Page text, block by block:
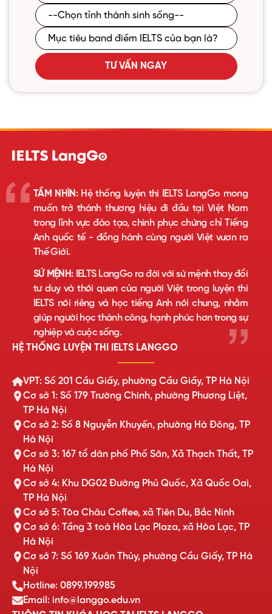
TƯ VẤN NGAY
TẦM NHÌN:Hệ thống luyện thi IELTS LangGo mong
muốn trở thành thương hiệu đi đầu tại Việt Nam
trong lĩnh vực đào tạo, chinh phục chứng chỉ Tiếng
Anh quốc tế - đồng hành cùng người Việt vươn ra
Thế Giới.
SỨ MỆNH:IELTS LangGo ra đời với sứ mệnh thay đổi
tư duy và thói quen của người Việt trong luyện thi
IELTS nói riêng và học tiếng Anh nói chung, nhằm
giúp người học thành công, hạnh phúc hơn trong sự
nghiệp và cuộc sống.
HỆ THỐNG LUYỆN THI IELTS LANGGO
VPT: Số 201 Cầu Giấy, phường Cầu Giấy, TP Hà Nội
Cơ sở 1: Số 179 Trường Chinh, phường Phương Liệt,
TP Hà Nội
Cơ sở 2: Số 8 Nguyễn Khuyến, phường Hà Đông, TP
Hà Nội
Cơ sở 3: 167 tổ dân phố Phố Săn, Xã Thạch Thất, TP
Hà Nội
Cơ sở 4: Khu DG02 Đường Phủ Quốc, Xã Quốc Oai,
TP Hà Nội
Cơ sở 5: Tòa Châu Coffee, xã Tiên Du, Bắc Ninh
Cơ sở 6: Tầng 3 toà Hòa Lạc Plaza, xã Hòa Lạc, TP
Hà Nội
Cơ sở 7: Số 169 Xuân Thủy, phường Cầu Giấy, TP Hà
Nội
Hotline: 0899.199.985
Email: info@langgo.edu.vn